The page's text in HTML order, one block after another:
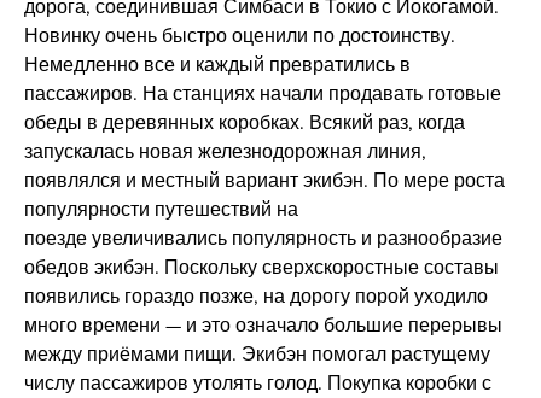
дорога, соединившая Симбаси в Токио с Иокогамой.
Новинку очень быстро оценили по достоинству.
Немедленно все и каждый превратились в
пассажиров. На станциях начали продавать готовые
обеды в деревянных коробках. Всякий раз, когда
запускалась новая железнодорожная линия,
появлялся и местный вариант экибэн. По мере роста
популярности путешествий на
поезде увеличивались популярность и разнообразие
обедов экибэн. Поскольку сверхскоростные составы
появились гораздо позже, на дорогу порой уходило
много времени — и это означало большие перерывы
между приёмами пищи. Экибэн помогал растущему
числу пассажиров утолять голод. Покупка коробки с